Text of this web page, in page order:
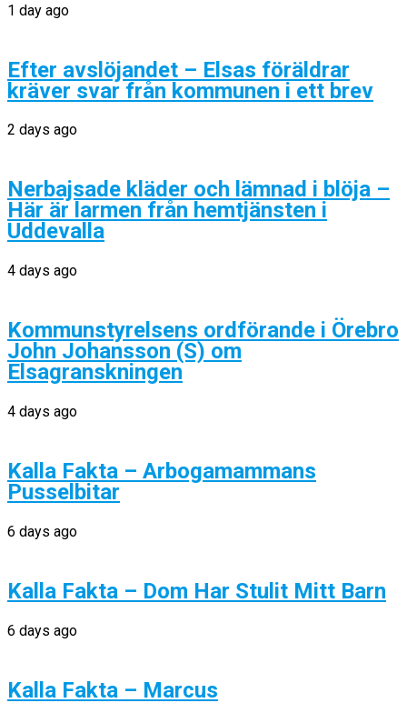
1 day ago
Efter avslöjandet – Elsas föräldrar
kräver svar från kommunen i ett brev
2 days ago
Nerbajsade kläder och lämnad i blöja –
Här är larmen från hemtjänsten i
Uddevalla
4 days ago
Kommunstyrelsens ordförande i Örebro
John Johansson (S) om
Elsagranskningen
4 days ago
Kalla Fakta – Arbogamammans
Pusselbitar
6 days ago
Kalla Fakta – Dom Har Stulit Mitt Barn
6 days ago
Kalla Fakta – Marcus